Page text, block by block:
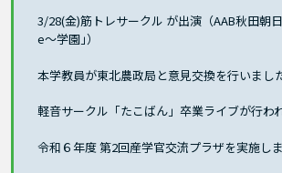
3/28(金)筋トレサークル が出演（AAB秋田朝
e〜学園｣）
本学教員が東北農政局と意見交換を行いまし
軽音サークル「たこばん」卒業ライブが行わ
令和６年度 第2回産学官交流プラザを実施し